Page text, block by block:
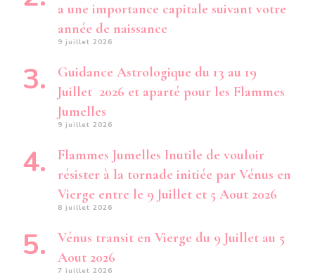
a une importance capitale suivant votre
année de naissance
9 juillet 2026
Guidance Astrologique du 13 au 19
Juillet 2026 et aparté pour les Flammes
Jumelles
9 juillet 2026
Flammes Jumelles Inutile de vouloir
résister à la tornade initiée par Vénus en
Vierge entre le 9 Juillet et 5 Aout 2026
8 juillet 2026
Vénus transit en Vierge du 9 Juillet au 5
Aout 2026
7 juillet 2026